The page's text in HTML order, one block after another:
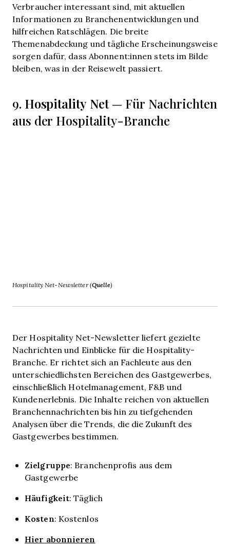
Verbraucher interessant sind, mit aktuellen
Informationen zu Branchenentwicklungen und
hilfreichen Ratschlägen. Die breite
Themenabdeckung und tägliche Erscheinungsweise
sorgen dafür, dass Abonnent:innen stets im Bilde
bleiben, was in der Reisewelt passiert.
9. Hospitality Net— Für Nachrichten
aus der Hospitality-Branche
Hospitality Net-Newsletter (Quelle)
Der Hospitality Net-Newsletter liefert gezielte
Nachrichten und Einblicke für die Hospitality-
Branche. Er richtet sich an Fachleute aus den
unterschiedlichsten Bereichen des Gastgewerbes,
einschließlich Hotelmanagement, F&B und
Kundenerlebnis. Die Inhalte reichen von aktuellen
Branchennachrichten bis hin zu tiefgehenden
Analysen über die Trends, die die Zukunft des
Gastgewerbes bestimmen.
Zielgruppe: Branchenprofis aus dem
Gastgewerbe
Häufigkeit: Täglich
Kosten: Kostenlos
Hier abonnieren